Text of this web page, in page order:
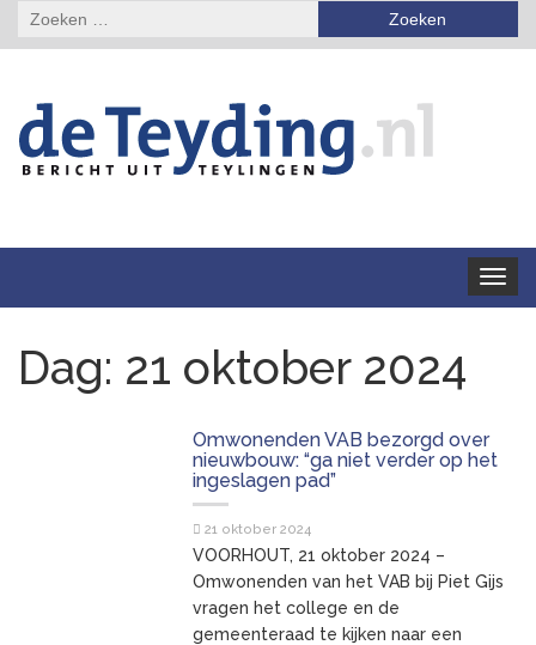
Zoeken
Toggle
Dag: 21 oktober 2024
Omwonenden VAB bezorgd over
nieuwbouw: “ga niet verder op het
ingeslagen pad”
21 oktober 2024
VOORHOUT, 21 oktober 2024 –
Omwonenden van het VAB bij Piet Gijs
vragen het college en de
gemeenteraad te kijken naar een